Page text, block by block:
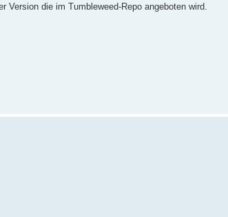
Version die im Tumbleweed-Repo angeboten wird.